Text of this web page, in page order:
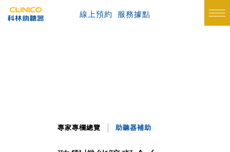
線上預約 服務據點
專家專欄總覽 助聽器補助